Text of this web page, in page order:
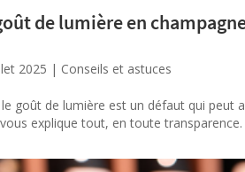
de lumière en
2025 | Conseils et astuces
goût de lumière est un défaut qui
explique tout, en toute transparence.